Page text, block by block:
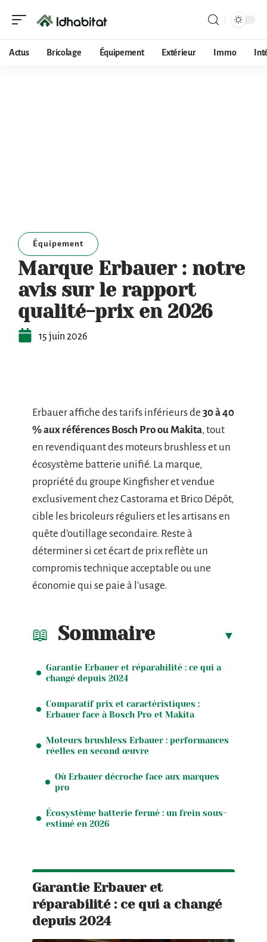
Actus Bricolage Équipement Extérieur Immo
Équipement
Marque Erbauer : notre
avis sur le rapport
qualité-prix en 2026
15 juin 2026
Erbauer affiche des tarifs inférieurs de 30 à 40
% aux références Bosch Pro ou Makita, tout
en revendiquant des moteurs brushless et un
écosystème batterie unifié. La marque,
propriété du groupe Kingfisher et vendue
exclusivement chez Castorama et Brico Dépôt,
cible les bricoleurs réguliers et les artisans en
quête d’outillage secondaire. Reste à
déterminer si cet écart de prix reflète un
compromis technique acceptable ou une
économie qui se paie à l’usage.
Sommaire
Garantie Erbauer et réparabilité : ce qui a
changé depuis 2024
Comparatif prix et caractéristiques :
Erbauer face à Bosch Pro et Makita
Moteurs brushless Erbauer : performances
réelles en second œuvre
Où Erbauer décroche face aux marques
pro
Écosystème batterie fermé : un frein sous-
estimé en 2026
Garantie Erbauer et
réparabilité : ce qui a changé
depuis 2024